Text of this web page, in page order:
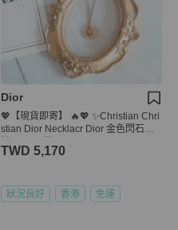
Dior
💖【現貨即寄】 🔥💖 ✨Christian Chri
stian Dior Necklacr Dior 金色閃石頸
TWD 5,170
狀況良好 香港 免運